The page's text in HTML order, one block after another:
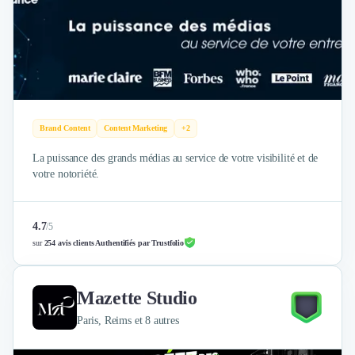
Communication
Influence Marketing
Veille commerciale
Photographie
Études Marketing
Présentations PowerPoint
SMS Marketing
Logiciel Marketing
Logiciel Commercial
Assurance
Expertise Comptable
Subventions & Aides
Levée de fonds
Brand Content Content Marketing +2
La puissance des grands médias au service de votre visibilité et de
votre notoriété.
4.7/5
sur254 avis clients Authentifiés par Trustfolio
Mazette Studio
Paris, Reims et 8 autres